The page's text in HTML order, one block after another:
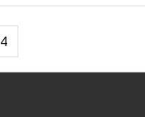
4